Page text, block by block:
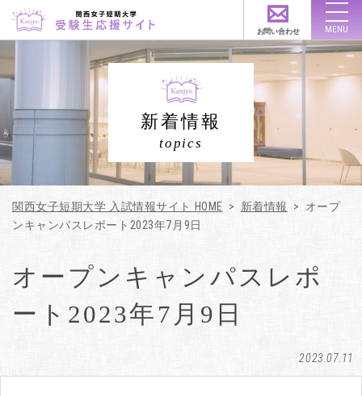
お問い合わせ
アクセス
公式サイト
オープンキャンパス
各種イベント
入試情報
学費・奨学金
新着情報
topics
関西女子短期大学 入試情報サイト HOME > 新着情報 > オープ
ンキャンパスレポート2023年7月9日
オープンキャンパスレポ
ート2023年7月9日
2023.07.11